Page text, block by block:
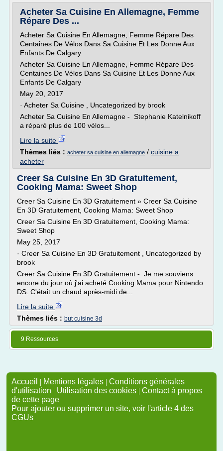
Acheter Sa Cuisine En Allemagne, Femme
Répare Des ...
Acheter Sa Cuisine En Allemagne, Femme Répare Des
Centaines De Vélos Dans Sa Cuisine Et Les Donne Aux
Enfants De Calgary
Acheter Sa Cuisine En Allemagne, Femme Répare Des
Centaines De Vélos Dans Sa Cuisine Et Les Donne Aux
Enfants De Calgary
May 20, 2017
· Acheter Sa Cuisine , Uncategorized by brook
Acheter Sa Cuisine En Allemagne - Stephanie Katelnikoff
a réparé plus de 100 vélos...
Lire la suite
Thèmes liés : acheter sa cuisine en allemagne / cuisine a
acheter
Creer Sa Cuisine En 3D Gratuitement,
Cooking Mama: Sweet Shop
Creer Sa Cuisine En 3D Gratuitement » Creer Sa Cuisine
En 3D Gratuitement, Cooking Mama: Sweet Shop
Creer Sa Cuisine En 3D Gratuitement, Cooking Mama:
Sweet Shop
May 25, 2017
· Creer Sa Cuisine En 3D Gratuitement , Uncategorized by
brook
Creer Sa Cuisine En 3D Gratuitement - Je me souviens
encore du jour où j'ai acheté Cooking Mama pour Nintendo
DS. C'était un chaud après-midi de...
Lire la suite
Thèmes liés : but cuisine 3d
9 Ressources
Accueil | Mentions légales | Conditions générales
d'utilisation | Utilisation des cookies | Contact à propos
de cette page
Pour ajouter ou supprimer un site, voir l'article 4 des
CGUs